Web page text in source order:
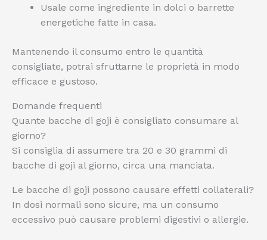
Usale come ingrediente in dolci o barrette
energetiche fatte in casa.
Mantenendo il consumo entro le quantità
consigliate, potrai sfruttarne le proprietà in modo
efficace e gustoso.
Domande frequenti
Quante bacche di goji è consigliato consumare al
giorno?
Si consiglia di assumere tra 20 e 30 grammi di
bacche di goji al giorno, circa una manciata.
Le bacche di goji possono causare effetti collaterali?
In dosi normali sono sicure, ma un consumo
eccessivo può causare problemi digestivi o allergie.